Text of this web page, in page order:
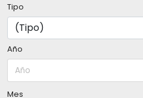
Tipo
Año
Mes